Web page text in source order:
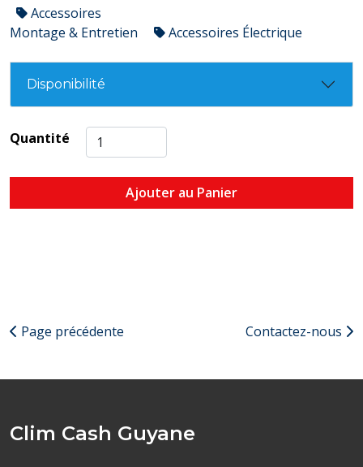
Accessoires
Montage & Entretien
Accessoires Électrique
Disponibilité
Quantité
Ajouter au Panier
Page précédente Contactez-nous
Clim Cash Guyane